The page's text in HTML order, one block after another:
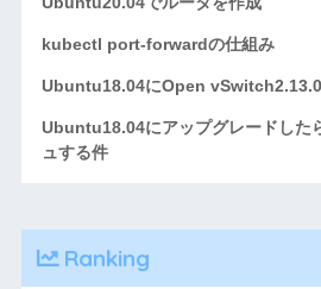
kubectl port-forwardの仕組み
Ubuntu18.04にOpen
Ubuntu18.04にアップグレードした
ュする件
Ranking